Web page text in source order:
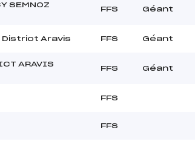
SEMNOZ
FFS Géant
District Aravis FFS Géant
ARAVIS
FFS Géant
FFS
FFS